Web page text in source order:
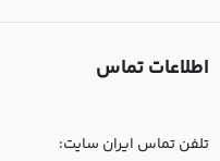
اطلاعات تماس
تلفن تماس ایران سایت: